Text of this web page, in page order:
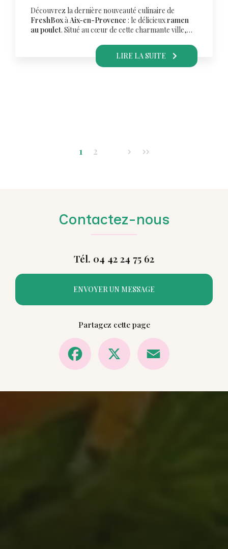
Découvrez la dernière nouveauté culinaire de
FreshBoxà Aix-en-Provence : le délicieuxramen
au poulet. Situé au cœur de cette charmante ville,…
LIRE LA SUITE
1 2
Contactez-nous
Tél. 04 42 24 75 62
ENVOYER UN MESSAGE
Partagez cette page
Facebook